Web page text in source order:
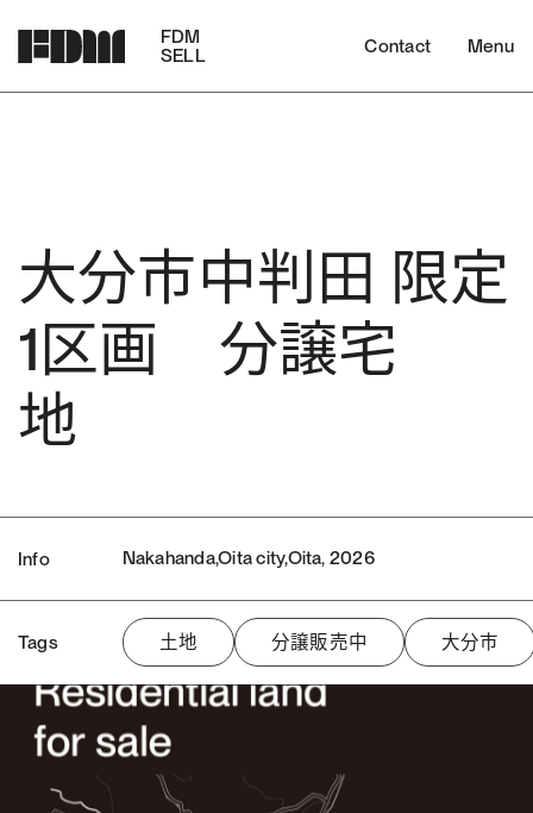
FDM
SELL
Contact Menu
大分市中判田 限定
1区画 分譲宅
地
Info Nakahanda,Oita city,Oita, 2026
Tags 土地 分譲販売中 大分市